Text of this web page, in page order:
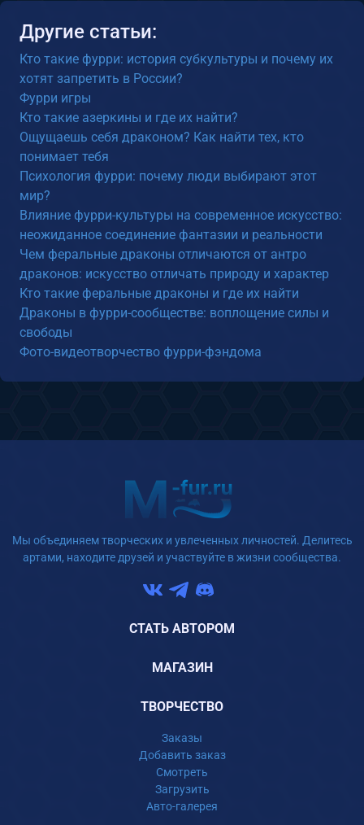
Другие статьи:
Кто такие фурри: история субкультуры и почему их
хотят запретить в России?
Фурри игры
Кто такие азеркины и где их найти?
Ощущаешь себя драконом? Как найти тех, кто
понимает тебя
Психология фурри: почему люди выбирают этот
мир?
Влияние фурри-культуры на современное искусство:
неожиданное соединение фантазии и реальности
Чем феральные драконы отличаются от антро
драконов: искусство отличать природу и характер
Кто такие феральные драконы и где их найти
Драконы в фурри-сообществе: воплощение силы и
свободы
Фото-видеотворчество фурри-фэндома
Мы объединяем творческих и увлеченных личностей. Делитесь
артами, находите друзей и участвуйте в жизни сообщества.
СТАТЬ АВТОРОМ
МАГАЗИН
ТВОРЧЕСТВО
Заказы
Добавить заказ
Смотреть
Загрузить
Авто-галерея